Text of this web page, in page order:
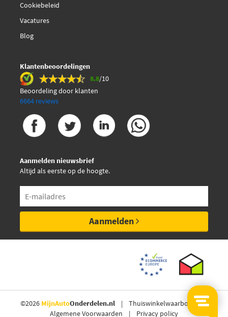
Cookiebeleid
Vacatures
Blog
Klantenbeoordelingen
8.8/10
Beoordeling door klanten
6664 reviews
Aanmelden nieuwsbrief
Altijd als eerste op de hoogte.
Aanmelden
©2026 MijnAutoOnderdelen.nl
Thuiswinkelwaarborg
Algemene Voorwaarden
Privacy policy